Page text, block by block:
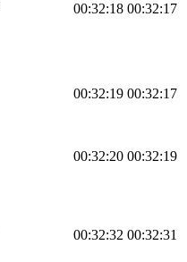
00:32:18 00:32:17
00:32:19 00:32:17
00:32:20 00:32:19
00:32:32 00:32:31